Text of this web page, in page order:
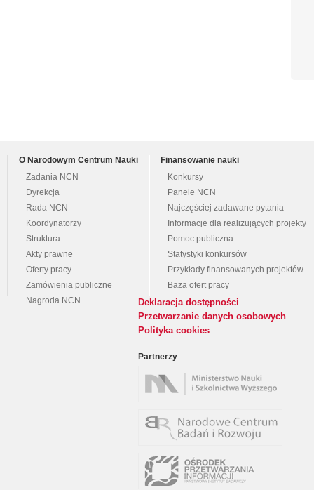
O Narodowym Centrum Nauki
Zadania NCN
Dyrekcja
Rada NCN
Koordynatorzy
Struktura
Akty prawne
Oferty pracy
Zamówienia publiczne
Nagroda NCN
Finansowanie nauki
Konkursy
Panele NCN
Najczęściej zadawane pytania
Informacje dla realizujących projekty
Pomoc publiczna
Statystyki konkursów
Przykłady finansowanych projektów
Baza ofert pracy
Deklaracja dostępności
Przetwarzanie danych osobowych
Polityka cookies
Partnerzy